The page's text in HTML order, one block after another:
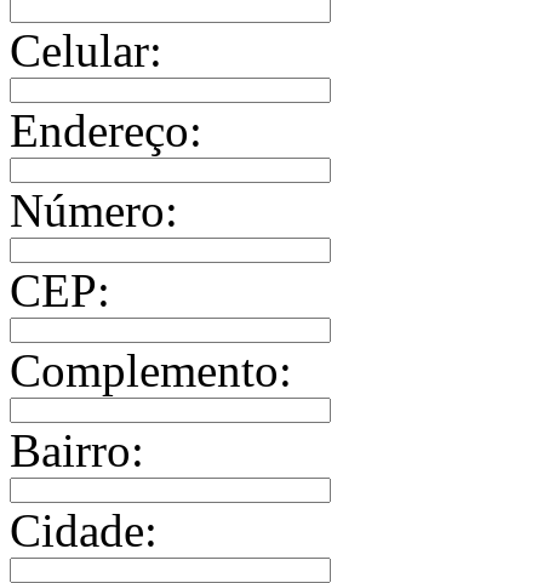
Celular:
Endereço:
Número:
CEP:
Complemento:
Bairro:
Cidade: